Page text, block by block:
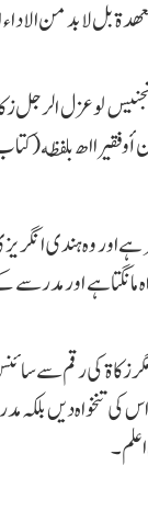
بل لا بد من
لو عزل الرجل
فقيرا اھ بلفظه (كتاب
اور وہ ہندی
ہے اور مدرسے
زکاۃ کی رقم سے
دیں بلکہ
۔